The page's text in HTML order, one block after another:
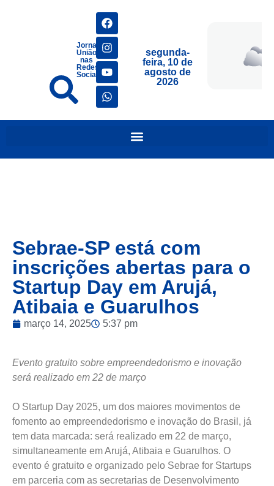
Jornais
União
nas
Redes
Sociais
segunda-
feira, 10 de
agosto de
2026
Sebrae-SP está com
inscrições abertas para o
Startup Day em Arujá,
Atibaia e Guarulhos
março 14, 2025 5:37 pm
Evento gratuito sobre empreendedorismo e inovação
será realizado em 22 de março
O Startup Day 2025, um dos maiores movimentos de
fomento ao empreendedorismo e inovação do Brasil, já
tem data marcada: será realizado em 22 de março,
simultaneamente em Arujá, Atibaia e Guarulhos. O
evento é gratuito e organizado pelo Sebrae for Startups
em parceria com as secretarias de Desenvolvimento